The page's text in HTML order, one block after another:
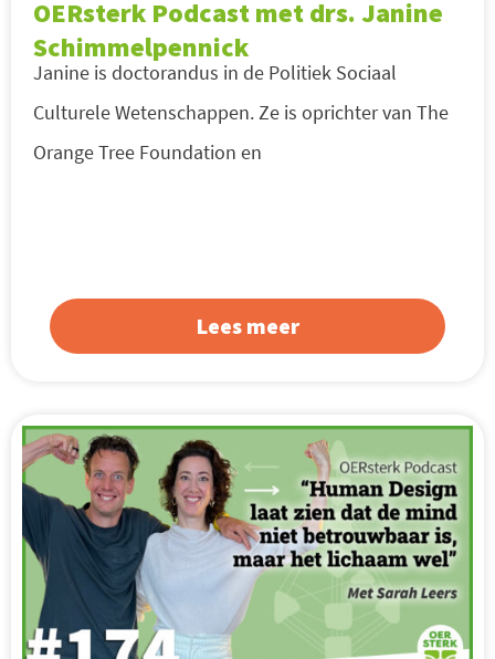
OERsterk Podcast met drs. Janine
Schimmelpennick
Janine is doctorandus in de Politiek Sociaal
Culturele Wetenschappen. Ze is oprichter van The
Orange Tree Foundation en
Lees meer